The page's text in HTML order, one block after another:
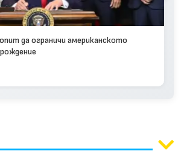
да ограничи американското